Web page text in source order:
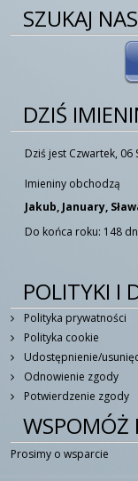
SZUKAJ NAS
DZIŚ
Dziś jest Czwartek, 06
Imieniny obchodzą
Jakub, January,
Do końca roku: 148
POLITYKI I
Polityka prywatności
Polityka cookie
Udostępnienie/
Odnowienie zgody
Potwierdzenie zgody
WSPOMÓŻ
Prosimy o wsparcie